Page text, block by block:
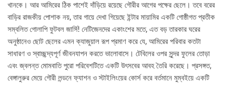
খানকে। আর আমিরের ঠিক পাশেই দাঁড়িয়ে রয়েছে গৌরীর আগের পক্ষের ছেলে। তবে বরের
বাড়ির রাজকীয় পোশাক নয়, তার গায়ে দেখা গিয়েছে ইন্টার মায়ামির একটি গোষ্ঠীগত প্রতীক
সম্বলিত গোলাপি ফুটবল জার্সি! নেটিজেনদের একাংশের মতে, এত বড় তারকার ঘরের
অনুষ্ঠানেও ছোট ছেলের এমন ক্যাজুয়াল রূপ প্রমাণ করে যে, আমিরের পরিবার কতটা
সাধারণ ও স্বাচ্ছন্দ্যপূর্ণ জীবনযাপন করতে ভালোবাসে। টেবিলের ওপর সুন্দর ফুলের তোড়া
এবং জ্বলন্ত মোমবাতি পুরো পরিবেশটিতে একটি উৎসবের আবহ তৈরি করেছে। প্রসঙ্গত,
বেঙ্গালুরুর মেয়ে গৌরী লন্ডনে ফ্যাশন ও স্টাইলিংয়ের কোর্স করে বর্তমানে মুম্বইয়ে একটি